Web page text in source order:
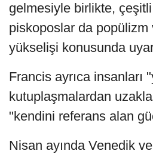
gelmesiyle birlikte,
piskoposlar da
yükselişi konusunda
Francis ayrıca insanları
kutuplaşmalardan
"kendini referans alan
Nisan ayında Venedik